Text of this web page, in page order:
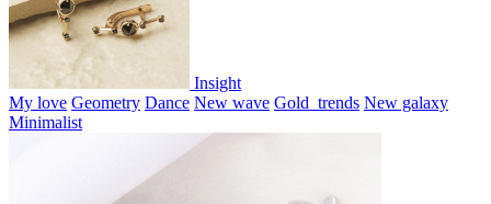
Insight
My love Geometry Dance New wave Gold_trends New galaxy
Minimalist